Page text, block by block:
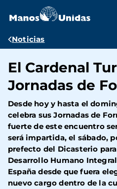
contenido
Ruta
navegación
Noticias
El Cardenal
Jornadas de
Desde hoy y hasta el
celebra sus Jornadas de
fuerte de este encuentro
será impartida, el sábado,
prefecto del Dicasterio
Desarrollo Humano
España desde que fuera
nuevo cargo dentro de la